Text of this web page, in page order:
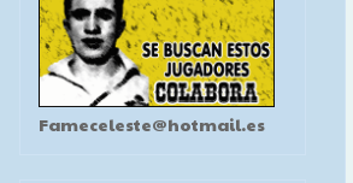
Fameceleste@hotmail.es